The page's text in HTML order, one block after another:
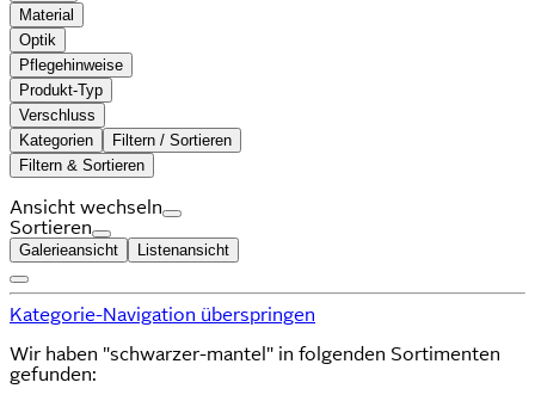
Material
Optik
Pflegehinweise
Produkt-Typ
Verschluss
Kategorien
Filtern / Sortieren
Filtern & Sortieren
Ansicht wechseln
Sortieren
Galerieansicht Listenansicht
Kategorie-Navigation überspringen
Wir haben "schwarzer-mantel" in folgenden Sortimenten
gefunden: